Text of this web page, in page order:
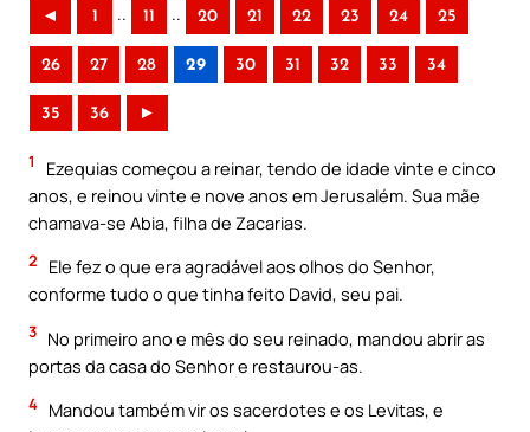
◄ 1 .. 11 .. 20 21 22 23 24 25
26 27 28 29 30 31 32 33 34
35 36 ►
1
Ezequias começou a reinar, tendo de idade vinte e cinco
anos, e reinou vinte e nove anos em Jerusalém. Sua mãe
chamava-se Abia, filha de Zacarias.
2
Ele fez o que era agradável aos olhos do Senhor,
conforme tudo o que tinha feito David, seu pai.
3 No primeiro ano e mês do seu reinado, mandou abrir as
portas da casa do Senhor e restaurou-as.
4 Mandou também vir os sacerdotes e os Levitas, e